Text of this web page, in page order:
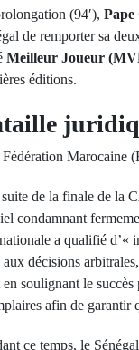
(94′), Pape
de remporter sa
Meilleur Joueur
éditions.
Fédération Marocaine
de la finale de la
condamnant
a qualifié d’«
aux décisions
en soulignant le
afin de garantir
ce temps, le